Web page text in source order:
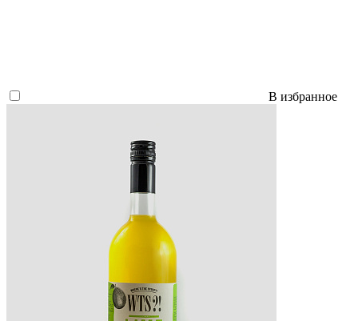
В избранное